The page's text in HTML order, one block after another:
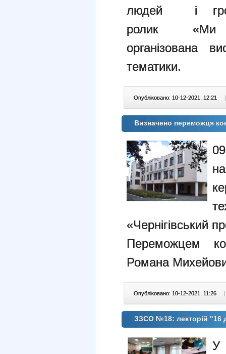
людей і
ролик «Ми
організована
тематики.
Опубліковано: 10-12-2021, 12:21
Визначено переможця
«Чернігівський
Переможцем
Романа
Опубліковано: 10-12-2021, 11:26
ЗЗСО №18: лекторій "16
У